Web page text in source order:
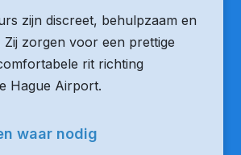
zijn discreet, behulpzaam en
Zij zorgen voor een prettige
rit richting
Hague Airport.
waar nodig